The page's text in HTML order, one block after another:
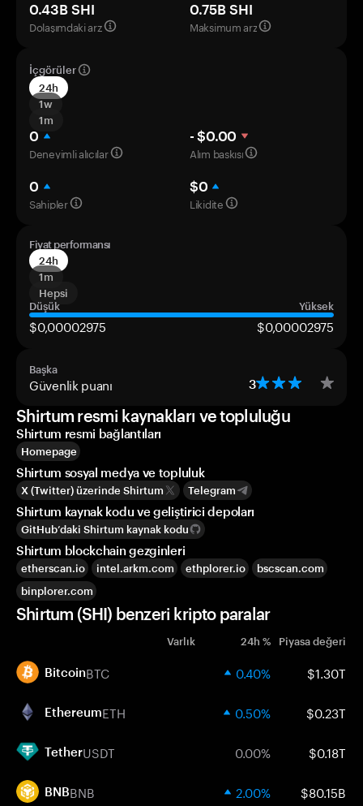
0.43B SHI
Dolaşımdaki arz
0.75B SHI
Maksimum arz
İçgörüler
24h
1w
1m
0
Deneyimli alıcılar
- $0.00
Alım baskısı
0
Sahipler
$0
Likidite
Fiyat performansı
24h
1m
Hepsi
Düşük
Yüksek
$0,00002975 $0,00002975
Başka
Güvenlik puanı 3
Shirtum resmi kaynakları ve topluluğu
Shirtum resmi bağlantıları
Homepage
Shirtum sosyal medya ve topluluk
X (Twitter) üzerinde Shirtum Telegram
Shirtum kaynak kodu ve geliştirici depoları
GitHub’daki Shirtum kaynak kodu
Shirtum blockchain gezginleri
etherscan.io intel.arkm.com ethplorer.io
bscscan.com
binplorer.com
Shirtum (SHI) benzeri kripto paralar
Varlık 24h % Piyasa değeri
BitcoinBTC 0.40% $1.30T
EthereumETH 0.50% $0.23T
TetherUSDT 0.00% $0.18T
BNBBNB 2.00% $80.15B